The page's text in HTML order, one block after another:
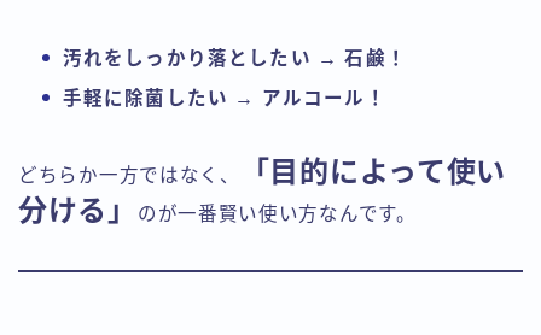
汚れをしっかり落としたい → 石鹸！
手軽に除菌したい → アルコール！
どちらか一方ではなく、
「目的によって使い
分ける」
のが一番賢い使い方なんです。